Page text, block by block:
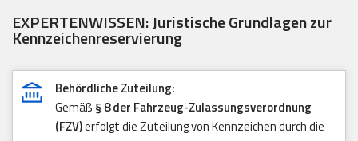
EXPERTENWISSEN: Juristische Grundlagen zur
Kennzeichenreservierung
Behördliche Zuteilung:
Gemäß § 8 der Fahrzeug-Zulassungsverordnung
(FZV)erfolgt die Zuteilung von Kennzeichen durch die